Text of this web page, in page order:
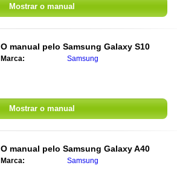
Mostrar o manual
O manual pelo Samsung Galaxy S10
Marca: Samsung
Mostrar o manual
O manual pelo Samsung Galaxy A40
Marca: Samsung